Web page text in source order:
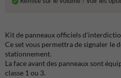
Kit de panneaux officiels
Ce set vous permettra de signaler le
stationnement.
La face avant des panneaux sont
classe 1 ou 3.